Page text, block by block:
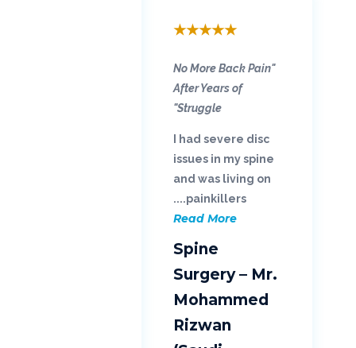
★
★
★
★
★
"No More Back Pain
After Years of
Struggle"
I had severe disc
issues in my spine
and was living on
painkillers....
Read More
Spine
Surgery – Mr.
Mohammed
Rizwan